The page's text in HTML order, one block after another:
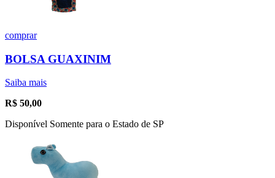
comprar
BOLSA GUAXINIM
Saiba mais
R$ 50,00
Disponível Somente para o Estado de SP